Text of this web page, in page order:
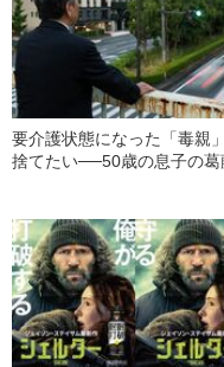
要介護状態になった「毒親
捨てたい──50歳の息子の葛